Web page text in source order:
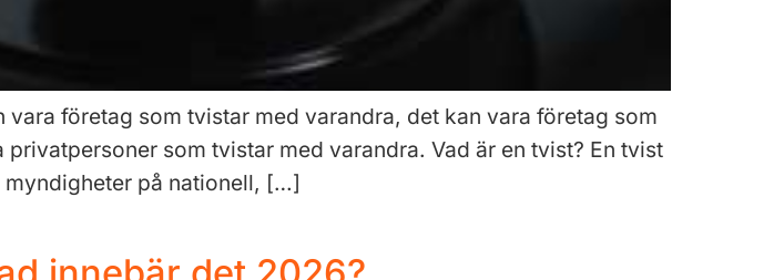
företag som tvistar med varandra, det kan vara företag som
som tvistar med varandra. Vad är en tvist? En tvist
på nationell, […]